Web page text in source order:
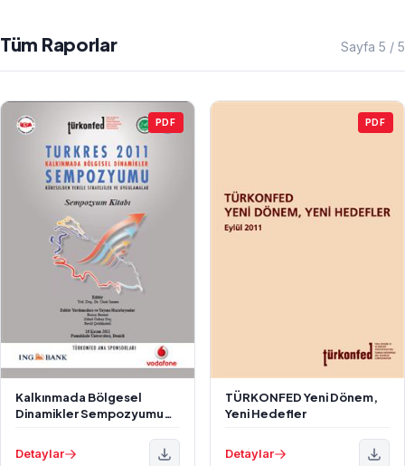
Tüm Raporlar Sayfa 5 / 5
PDF
Kalkınmada Bölgesel
Dinamikler Sempozyumu
Stratejiler ve Uygulamalar
Detaylar
PDF
TÜRKONFED Yeni Dönem,
Yeni Hedefler
Detaylar